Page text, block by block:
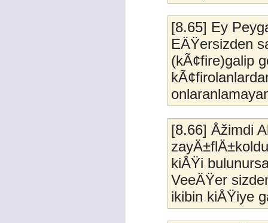
[8.65] Ey
EÄŸersizden
(kÃ¢fire)galip
[8.66] Åžimdi
kiÅŸi
VeeÄŸer
ikibin kiÅŸiye